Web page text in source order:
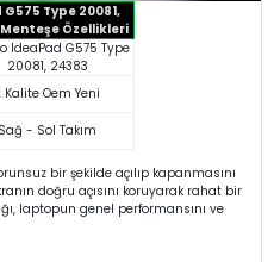
Type 20081,
Özellikleri
IdeaPad G575 Type
20081, 24383
Kalite Oem Yeni
Sağ - Sol Takım
bir şekilde açılıp kapanmasını
doğru açısını koruyarak rahat bir
laptopun genel performansını ve